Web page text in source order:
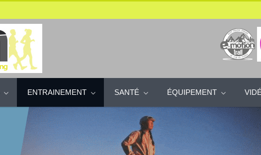
ENTRAINEMENT SANTÉ ÉQUIPEMENT